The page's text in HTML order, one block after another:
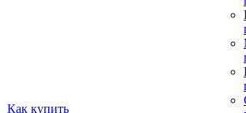
Как купить